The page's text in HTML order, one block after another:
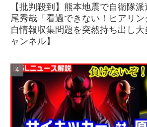
【批判殺到】熊本地震で自衛隊
尾秀哉「看過できない！ヒアリ
自情報収集問題を突然持ち出し
ャンネル】